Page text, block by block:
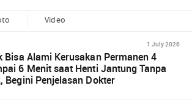
Video
1 July 2026
Bisa Alami Kerusakan Permanen 4
6 Menit saat Henti Jantung Tanpa
Begini Penjelasan Dokter